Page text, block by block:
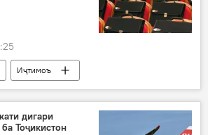
Иҷтимоъ
ҷой корманд
дигари
Тоҷикистон